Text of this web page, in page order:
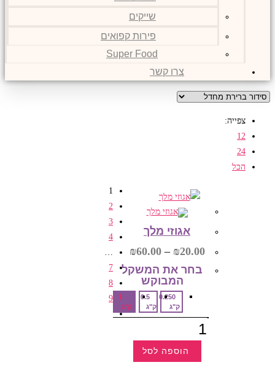
שייקים
פירות קפואים
Super Food
צרו קשר
צפייה:
12
24
הכל
אגוזי מלך
₪20.00
–
₪60.00 טווח
מחירים:
עד
⁦₪60.00⁩
בחר את המשקל
המבוקש‎
0.250
ק"ג
0.5
ק"ג
ק"ג
כמות
הוספה לסל
2
3
4
7
8
9